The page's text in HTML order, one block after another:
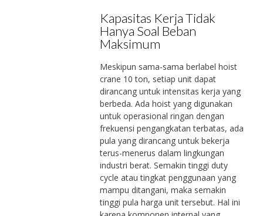
Kapasitas Kerja Tidak
Hanya Soal Beban
Maksimum
Meskipun sama-sama berlabel hoist
crane 10 ton, setiap unit dapat
dirancang untuk intensitas kerja yang
berbeda. Ada hoist yang digunakan
untuk operasional ringan dengan
frekuensi pengangkatan terbatas, ada
pula yang dirancang untuk bekerja
terus-menerus dalam lingkungan
industri berat. Semakin tinggi duty
cycle atau tingkat penggunaan yang
mampu ditangani, maka semakin
tinggi pula harga unit tersebut. Hal ini